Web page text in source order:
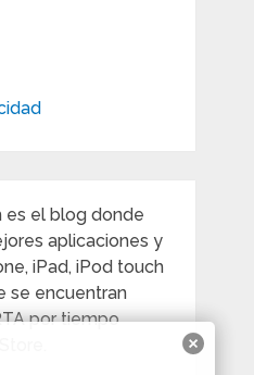
es el blog donde
aplicaciones y
iPad, iPod touch
se encuentran
por tiempo